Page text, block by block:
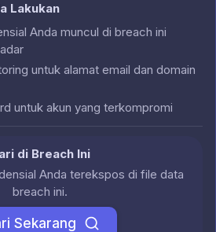
Lakukan
Anda muncul di breach ini
untuk alamat email dan domain
untuk akun yang terkompromi
di Breach Ini
Anda terekspos di file data
breach ini.
Sekarang